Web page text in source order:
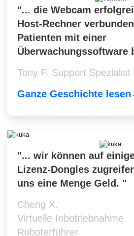
"... die Webcam
Host-Rechner
Patienten mit einer
Überwachungssoftware
Tony F. Support Spezialist
Ganze Geschichte
"... wir können auf
Lizenz-Dongles
uns eine Menge Geld. "
Cheng X.
Virtuelle Inbetriebnahme
Roboterführer